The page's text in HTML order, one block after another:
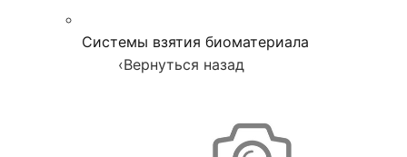
Системы взятия биоматериала
‹Вернуться назад